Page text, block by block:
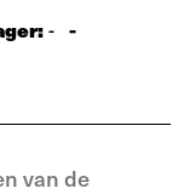
- -
van de